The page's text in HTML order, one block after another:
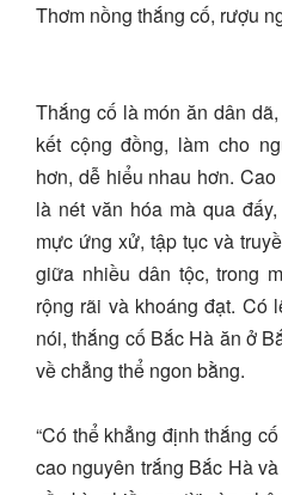
Thơm nồng thắng cố, rượu
Thắng cố là món ăn dân
kết cộng đồng, làm cho
hơn, dễ hiểu nhau hơn.
là nét văn hóa mà qua
mực ứng xử, tập tục và
giữa nhiều dân tộc, trong
rộng rãi và khoáng đạt. Có
nói, thắng cố Bắc Hà ăn ở
về chẳng thể ngon bằng.
“Có thể khẳng định thắng
cao nguyên trắng Bắc Hà